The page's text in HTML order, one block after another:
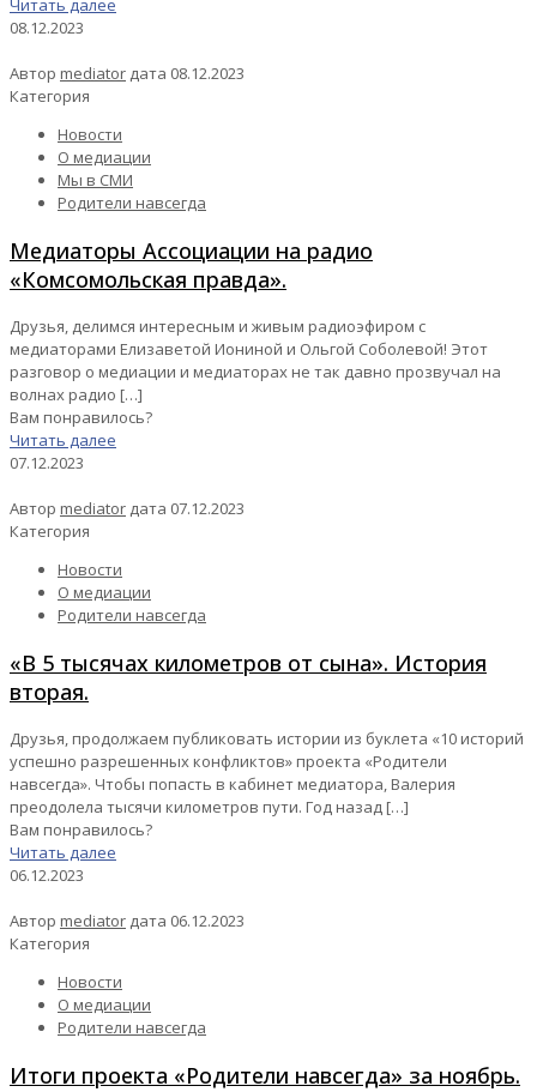
Читать далее
08.12.2023
Автор mediator дата 08.12.2023
Категория
Новости
О медиации
Мы в СМИ
Родители навсегда
Медиаторы Ассоциации на радио
«Комсомольская правда».
Друзья, делимся интересным и живым радиоэфиром с
медиаторами Елизаветой Иониной и Ольгой Соболевой! Этот
разговор о медиации и медиаторах не так давно прозвучал на
волнах радио […]
Вам понравилось?
Читать далее
07.12.2023
Автор mediator дата 07.12.2023
Категория
Новости
О медиации
Родители навсегда
«В 5 тысячах километров от сына». История
вторая.
Друзья, продолжаем публиковать истории из буклета «10 историй
успешно разрешенных конфликтов» проекта «Родители
навсегда». Чтобы попасть в кабинет медиатора, Валерия
преодолела тысячи километров пути. Год назад […]
Вам понравилось?
Читать далее
06.12.2023
Автор mediator дата 06.12.2023
Категория
Новости
О медиации
Родители навсегда
Итоги проекта «Родители навсегда» за ноябрь.